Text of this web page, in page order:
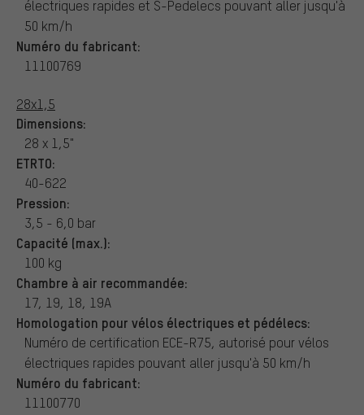
électriques rapides et S-Pedelecs pouvant aller jusqu'à
50 km/h
Numéro du fabricant:
11100769
28x1,5
Dimensions:
28 x 1,5"
ETRTO:
40-622
Pression:
3,5 - 6,0 bar
Capacité (max.):
100 kg
Chambre à air recommandée:
17, 19, 18, 19A
Homologation pour vélos électriques et pédélecs:
Numéro de certification ECE-R75, autorisé pour vélos
électriques rapides pouvant aller jusqu'à 50 km/h
Numéro du fabricant:
11100770